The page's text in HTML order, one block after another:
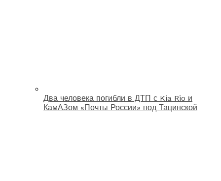
Два человека погибли в ДТП с Kia Rio и
КамАЗом «Почты России» под Тацинской